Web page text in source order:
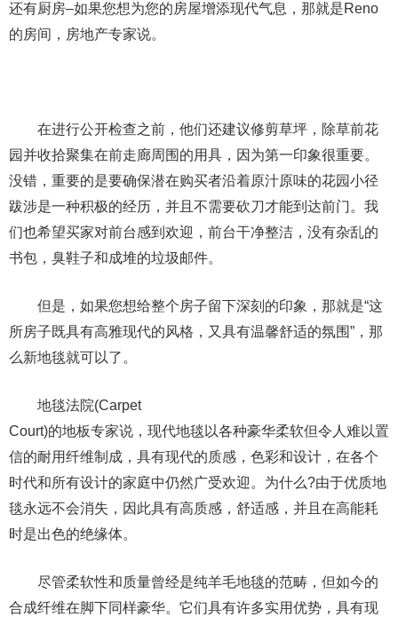
还有厨房–如果您想为您的房屋增添现代气息，那就是Reno
的房间，房地产专家说。
在进行公开检查之前，他们还建议修剪草坪，除草前花
园并收拾聚集在前走廊周围的用具，因为第一印象很重要。
没错，重要的是要确保潜在购买者沿着原汁原味的花园小径
跋涉是一种积极的经历，并且不需要砍刀才能到达前门。我
们也希望买家对前台感到欢迎，前台干净整洁，没有杂乱的
书包，臭鞋子和成堆的垃圾邮件。
但是，如果您想给整个房子留下深刻的印象，那就是“这
所房子既具有高雅现代的风格，又具有温馨舒适的氛围”，那
么新地毯就可以了。
地毯法院(Carpet
Court)的地板专家说，现代地毯以各种豪华柔软但令人难以置
信的耐用纤维制成，具有现代的质感，色彩和设计，在各个
时代和所有设计的家庭中仍然广受欢迎。为什么?由于优质地
毯永远不会消失，因此具有高质感，舒适感，并且在高能耗
时是出色的绝缘体。
尽管柔软性和质量曾经是纯羊毛地毯的范畴，但如今的
合成纤维在脚下同样豪华。它们具有许多实用优势，具有现